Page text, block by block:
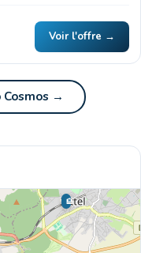
Voir l'offre →
→
🏨